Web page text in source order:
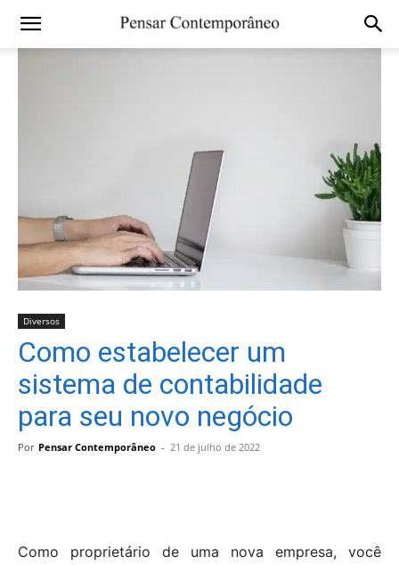
Diversos
Como estabelecer um
sistema de contabilidade
para seu novo negócio
Por Pensar Contemporâneo - 21 de julho de 2022
Como proprietário de uma nova empresa, você